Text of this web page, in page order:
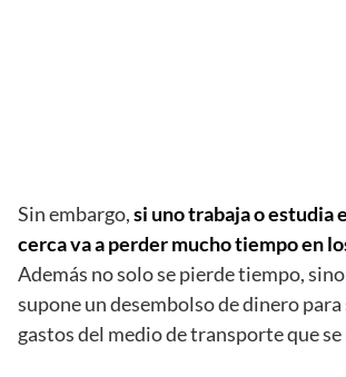
Sin embargo,si uno trabaja o estudia
cerca va a perder mucho tiempo en
Además no solo se pierde tiempo,
supone un desembolso de dinero
gastos del medio de transporte que